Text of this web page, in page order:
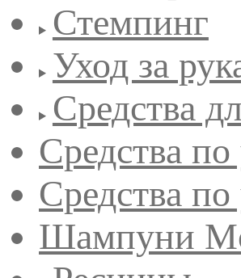
Стемпинг
Уход за
Средства
Средства
Средства
Шампуни